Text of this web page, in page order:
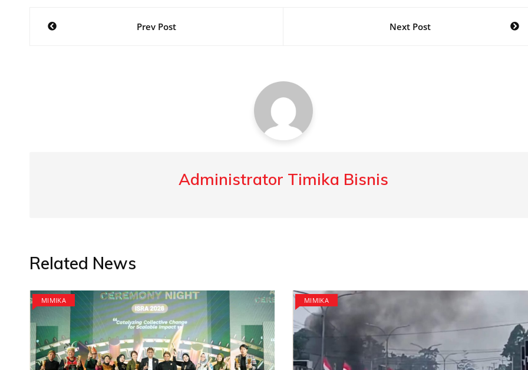
Post
Prev Post Next Post
Administrator Timika Bisnis
Related News
MIMIKA MIMIKA